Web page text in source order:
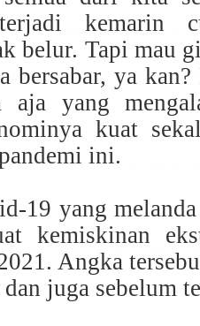
kemarin
belur. Tapi mau
bersabar, ya
yang
kuat
ini.
19 yang
kemiskinan
Angka
juga sebelum